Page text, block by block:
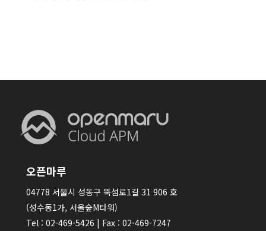
오픈마루
04778 서울시 성동구 뚝섬로1길 31 906 호
(성수동1가, 서울숲M타워)
Tel : 02-469-5426 | Fax : 02-469-7247